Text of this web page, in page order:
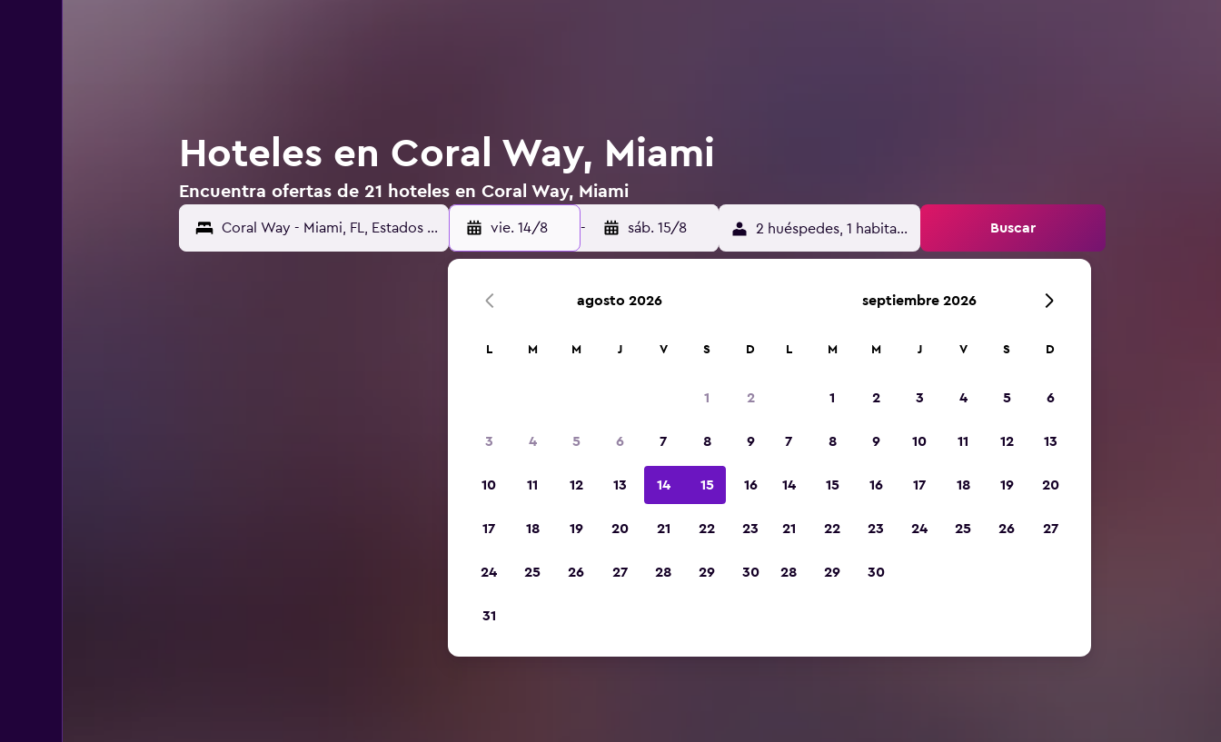
Hoteles en Coral Way, Miami
Encuentra ofertas de 21 hoteles en Coral Way, Miami
vie. 14/8 - sáb. 15/8 2 huéspedes, 1 habitación Buscar
agosto 2026
L M M J V S D
1 2
3 4 5 6 7 8 9
10 11 12 13 14 15 16
17 18 19 20 21 22 23
24 25 26 27 28 29 30
31
septiembre 2026
L M M J V S D
1 2 3 4 5 6
7 8 9 10 11 12 13
14 15 16 17 18 19 20
21 22 23 24 25 26 27
28 29 30